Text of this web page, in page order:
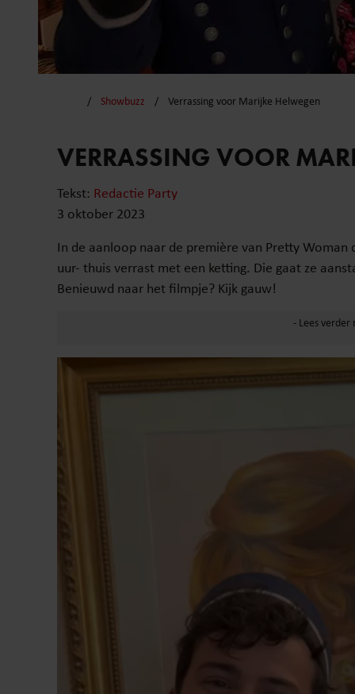
Showbuzz Verrassing voor Marijke Helwegen
VERRASSING VOOR
Tekst: Redactie Party
3 oktober 2023
In de aanloop naar de première van Pretty
uur- thuis verrast met een ketting. Die gaat ze
Benieuwd naar het filmpje? Kijk gauw!